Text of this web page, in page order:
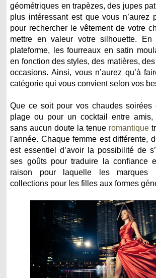
géométriques en trapèzes, des jupes
plus intéressant est que vous n’aurez
pour rechercher le vêtement de votre
mettre en valeur votre silhouette. En
plateforme, les fourreaux en satin
en fonction des styles, des matières,
occasions. Ainsi, vous n’aurez qu’à
catégorie qui vous convient selon vos
Que ce soit pour vos chaudes soirées
plage ou pour un cocktail entre amis,
sans aucun doute la tenue romantique
l'année. Chaque femme est différente,
est essentiel d’avoir la possibilité de
ses goûts pour traduire la confiance
raison pour laquelle les marques
collections pour les filles aux formes